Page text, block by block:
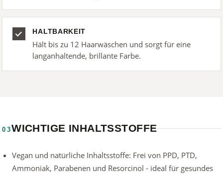
HALTBARKEIT
Hält bis zu 12 Haarwäschen und sorgt für eine
langanhaltende, brillante Farbe.
03WICHTIGE INHALTSSTOFFE
Vegan und natürliche Inhaltsstoffe: Frei von PPD, PTD,
Ammoniak, Parabenen und Resorcinol - ideal für gesundes